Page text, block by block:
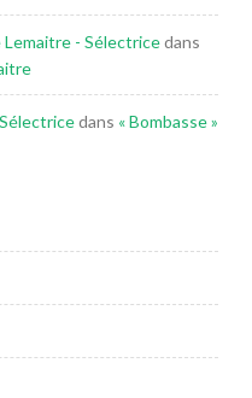
Lemaitre - Sélectricedans
dans « Bombasse »